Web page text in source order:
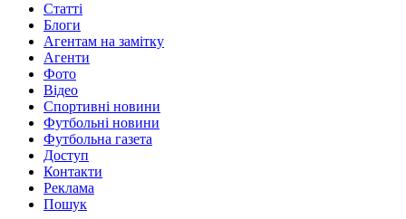
Статті
Блоги
Агентам на замітку
Агенти
Фото
Відео
Спортивні новини
Футбольні новини
Футбольна газета
Доступ
Контакти
Реклама
Пошук